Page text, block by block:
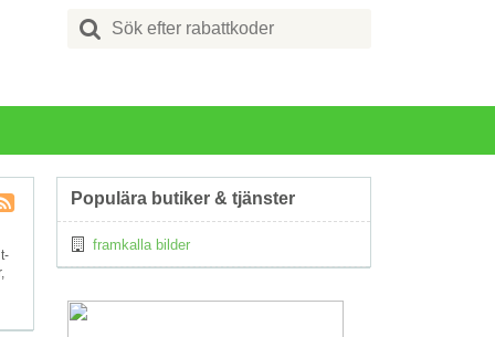
Search
for:
Tagg
Populära butiker & tjänster
framkalla bilder